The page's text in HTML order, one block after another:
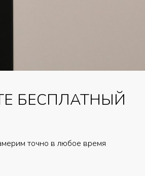
БЕСПЛАТНЫЙ
точно в любое время